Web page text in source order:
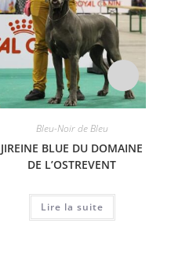
Bleu-Noir de Bleu
JIREINE BLUE DU DOMAINE
DE L’OSTREVENT
Lire la suite